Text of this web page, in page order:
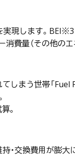
実現します。
費量（その他のエ
しまう世帯「
。
・交換費用が膨